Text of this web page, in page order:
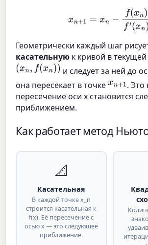
)f′(xn)
Геометрически каждый шаг
касательную к кривой в
(xn,f xn))
и следует за ней до
она пересекает в точкеxn+1. Это
пересечение оси x становится
приближением.
Как работает метод
📐
Касательная
В каждой точке x_n
строится касательная к
f(x). Её пересечение с
осью x — это следующее
приближение.